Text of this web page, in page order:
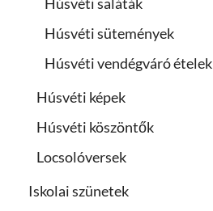
Húsvéti sütemények
Húsvéti vendégváró ételek
Húsvéti képek
Húsvéti köszöntők
Locsolóversek
Iskolai szünetek